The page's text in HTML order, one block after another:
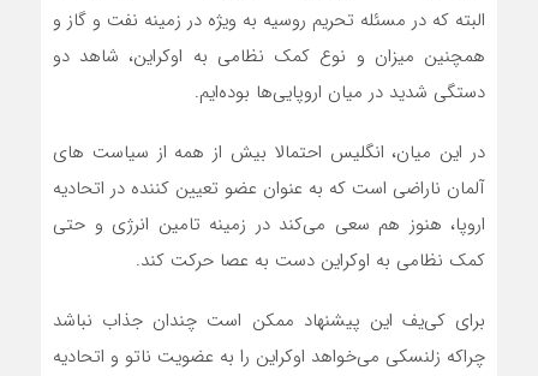
البته که در مسئله تحریم روسیه به ویژه در زمینه نفت و گاز و
همچنین میزان و نوع کمک نظامی به اوکراین، شاهد دو
دستگی شدید در میان اروپایی‌ها بوده‌ایم.
در این میان، انگلیس احتمالا بیش از همه از سیاست های
آلمان ناراضی است که به عنوان عضو تعیین کننده در اتحادیه
اروپا، هنوز هم سعی می‌کند در زمینه تامین انرژی و حتی
کمک نظامی به اوکراین دست به عصا حرکت کند.
برای کی‌یف این پیشنهاد ممکن است چندان جذاب نباشد
چراکه زلنسکی می‌خواهد اوکراین را به عضویت ناتو و اتحادیه